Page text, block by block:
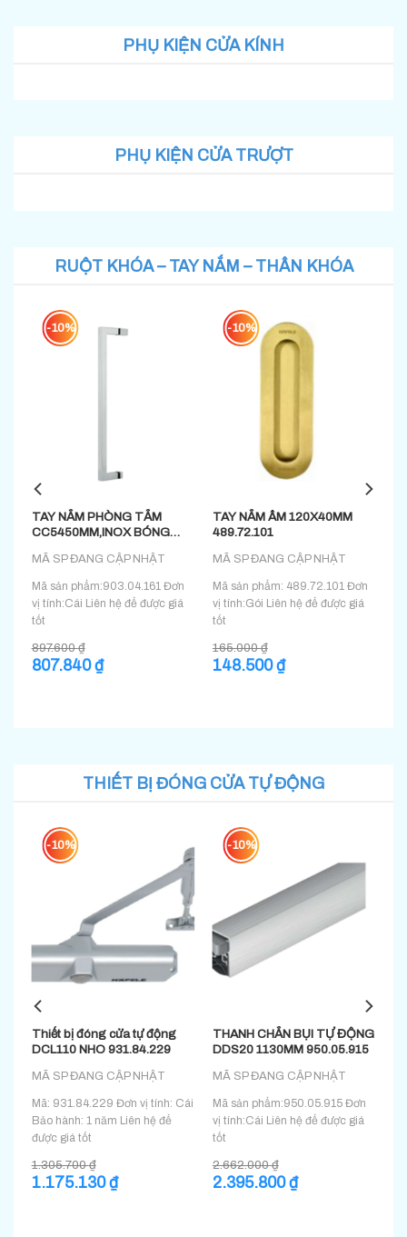
PHỤ KIỆN CỬA KÍNH
PHỤ KIỆN CỬA TRƯỢT
RUỘT KHÓA – TAY NẮM – THÂN KHÓA
-10%
TAY NẮM PHÒNG TẮM
CC5450MM,INOX BÓNG
MÃ SP ĐANG CẬP NHẬT
Mã sản phẩm:903.04.161 Đơn
vị tính:Cái Liên hệ để được giá
tốt
897.600₫
Giá
gốc
807.840₫Giá
hiện
-10%
TAY NẮM ÂM 120X40MM
489.72.101
MÃ SP ĐANG CẬP NHẬT
Mã sản phẩm: 489.72.101 Đơn
vị tính:Gói Liên hệ để được giá
tốt
165.000₫
Giá
gốc
148.500₫Giá
hiện
THIẾT BỊ ĐÓNG CỬA TỰ ĐỘNG
-10%
Thiết bị đóng cửa tự động
DCL110 NHO 931.84.229
MÃ SP ĐANG CẬP NHẬT
Mã: 931.84.229 Đơn vị tính: Cái
Bảo hành: 1 năm Liên hệ để
được giá tốt
1.305.700₫
Giá
gốc
1.175.130₫Giá
hiện
-10%
THANH CHẮN BỤI TỰ ĐỘNG
DDS20 1130MM 950.05.915
MÃ SP ĐANG CẬP NHẬT
Mã sản phẩm:950.05.915 Đơn
vị tính:Cái Liên hệ để được giá
tốt
2.662.000₫
Giá
gốc
2.395.800₫Giá
hiện